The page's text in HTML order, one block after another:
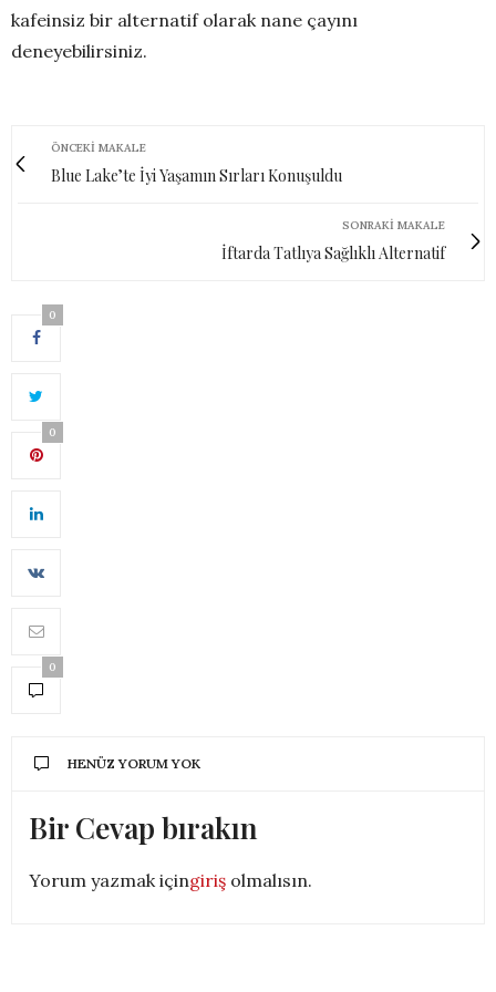
kafeinsiz bir alternatif olarak nane çayını
deneyebilirsiniz.
ÖNCEKI MAKALE
Blue Lake’te İyi Yaşamın Sırları Konuşuldu
SONRAKI MAKALE
İftarda Tatlıya Sağlıklı Alternatif
0
0
0
HENÜZ YORUM YOK
Bir Cevap bırakın
Yorum yazmak içingiriş olmalısın.